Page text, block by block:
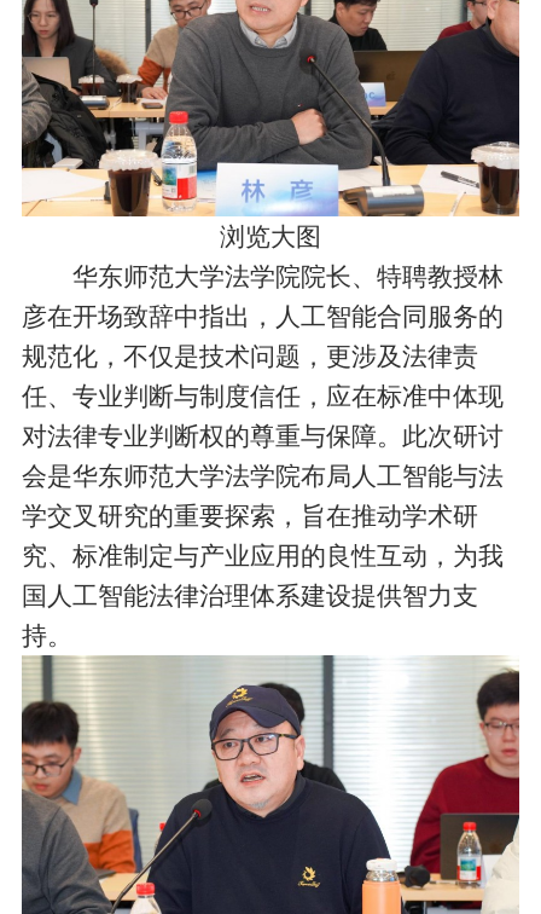
浏览大图
华东师范大学法学院院长、特聘教授林
彦在开场致辞中指出，人工智能合同服务的
规范化，不仅是技术问题，更涉及法律责
任、专业判断与制度信任，应在标准中体现
对法律专业判断权的尊重与保障。此次研讨
会是华东师范大学法学院布局人工智能与法
学交叉研究的重要探索，旨在推动学术研
究、标准制定与产业应用的良性互动，为我
国人工智能法律治理体系建设提供智力支
持。